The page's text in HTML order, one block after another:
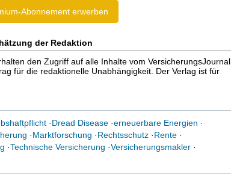
Abonnement erwerben
der Redaktion
den Zugriff auf alle Inhalte vom VersicherungsJournal.
für die redaktionelle Unabhängigkeit. Der Verlag ist für
·Dread Disease·erneuerbare Energien ·
·Marktforschung ·Rechtsschutz·Rente·
·Technische Versicherung ·Versicherungsmakler·